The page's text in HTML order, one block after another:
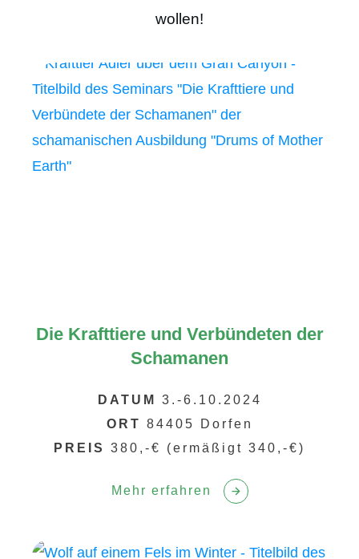
wollen!
Die Krafttiere und Verbündeten der
Schamanen
DATUM
3.-6.10.2024
ORT 84405 Dorfen
PREIS 380,-€ (ermäßigt 340,-€)
Mehr erfahren